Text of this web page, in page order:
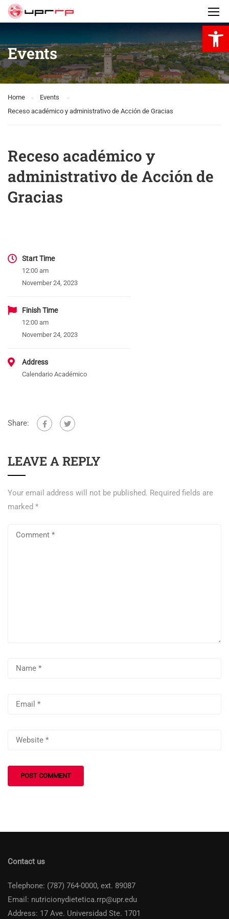
Events
Home
Events
Receso académico y administrativo de Acción de Gracias
Receso académico y
administrativo de Acción de
Gracias
Start Time
12:00 am
November 24, 2023
Finish Time
12:00 am
November 24, 2023
Address
Calendario Académico
Share:
LEAVE A REPLY
Your email address will not be published. Required fields are
marked *
Contact us
Telephone: (787) 764-0000, ext. 89087
Email: nutricionydietetica.rrp@upr.edu
Address: 17 Ave. Universidad Ste. 1701